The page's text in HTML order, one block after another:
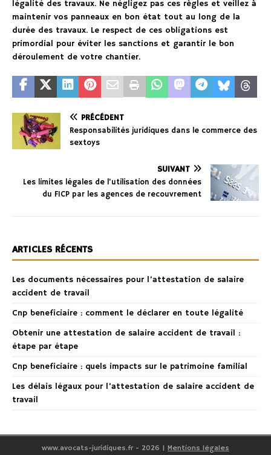
légalité des travaux. Ne négligez pas ces règles et veillez à
maintenir vos panneaux en bon état tout au long de la
durée des travaux. Le respect de ces obligations est
primordial pour éviter les sanctions et garantir le bon
déroulement de votre chantier.
PRÉCÉDENT
Responsabilités juridiques dans le commerce des
sextoys
SUIVANT
Les limites légales de l’utilisation des données
du FICP par les agences de recouvrement
ARTICLES RÉCENTS
Les documents nécessaires pour l’attestation de salaire
accident de travail
Cnp beneficiaire : comment le déclarer en toute légalité
Obtenir une attestation de salaire accident de travail :
étape par étape
Cnp beneficiaire : quels impacts sur le patrimoine familial
Les délais légaux pour l’attestation de salaire accident de
travail
www.avocats-juridiques.fr - 2026 | Mentions légales